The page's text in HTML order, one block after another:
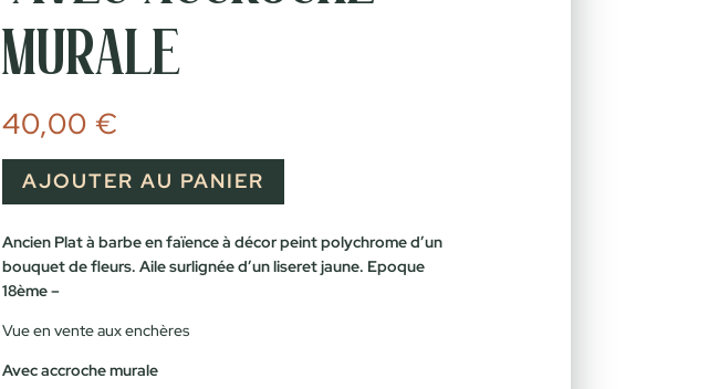
murale
40,00 €
AJOUTER AU PANIER
Ancien Plat à barbe en faïence à décor peint polychrome d’un
bouquet de fleurs. Aile surlignée d’un liseret jaune. Epoque
18ème –
Vue en vente aux enchères
Avec accroche murale